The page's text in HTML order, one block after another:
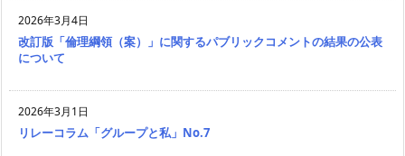
2026年3月4日
改訂版「倫理綱領（案）」に関するパブリックコメントの結果の公表
について
2026年3月1日
リレーコラム「グループと私」No.7